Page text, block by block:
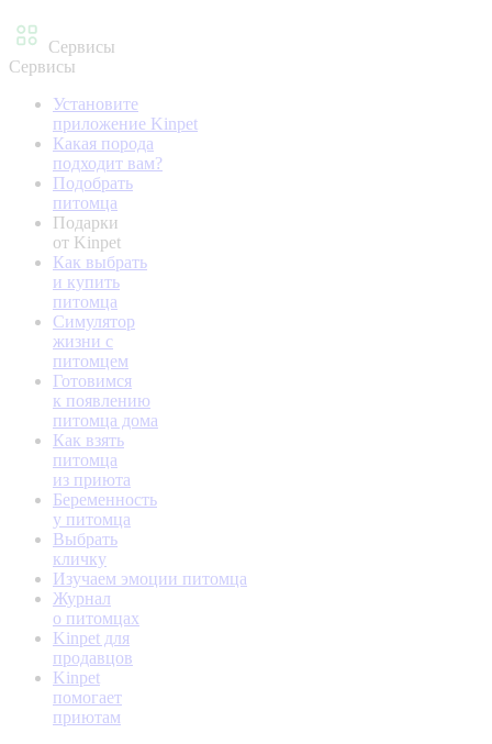
Сервисы
Сервисы
Установите
приложение Kinpet
Какая порода
подходит вам?
Подобрать
питомца
Подарки
от Kinpet
Как выбрать
и купить
питомца
Симулятор
жизни с
питомцем
Готовимся
к появлению
питомца дома
Как взять
питомца
из приюта
Беременность
у питомца
Выбрать
кличку
Изучаем эмоции питомца
Журнал
о питомцах
Kinpet для
продавцов
Kinpet
помогает
приютам